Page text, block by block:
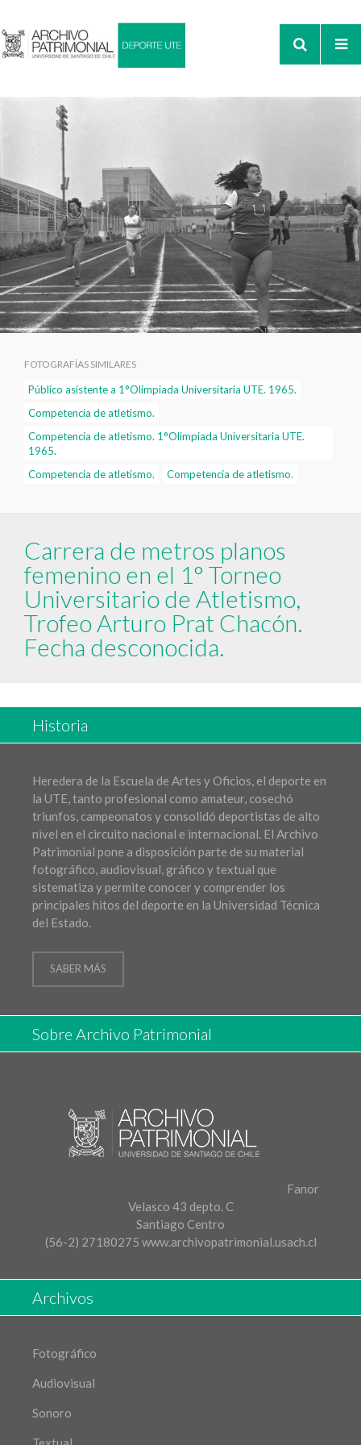
FOTOGRAFÍAS SIMILARES
Público asistente a 1°Olimpiada Universitaria UTE. 1965.
Competencia de atletismo.
Competencia de atletismo. 1°Olimpiada Universitaria UTE.
1965.
Competencia de atletismo.
Competencia de atletismo.
Carrera de metros planos
femenino en el 1° Torneo
Universitario de Atletismo,
Trofeo Arturo Prat Chacón.
Fecha desconocida.
Historia
Heredera de la Escuela de Artes y Oficios, el deporte en
la UTE, tanto profesional como amateur, cosechó
triunfos, campeonatos y consolidó deportistas de alto
nivel en el circuito nacional e internacional. El Archivo
Patrimonial pone a disposición parte de su material
fotográfico, audiovisual, gráfico y textual que
sistematiza y permite conocer y comprender los
principales hitos del deporte en la Universidad Técnica
del Estado.
SABER MÁS
Sobre Archivo Patrimonial
Fanor
Velasco 43 depto. C
Santiago Centro
(56-2) 27180275 www.archivopatrimonial.usach.cl
Archivos
Fotográfico
Audiovisual
Sonoro